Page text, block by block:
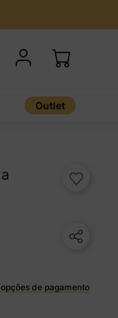
Outlet
de pagamento